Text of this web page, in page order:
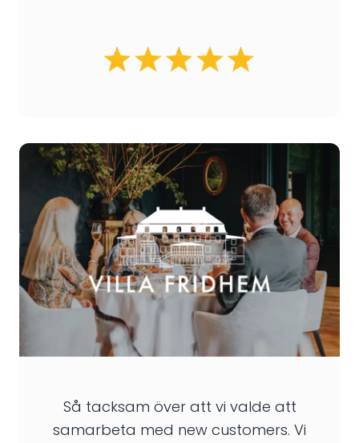
Så tacksam över att vi valde att
samarbeta med new customers. Vi